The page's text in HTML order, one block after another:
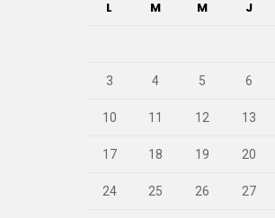
L M M J
3 4 5 6
10 11 12 13
17 18 19 20
24 25 26 27